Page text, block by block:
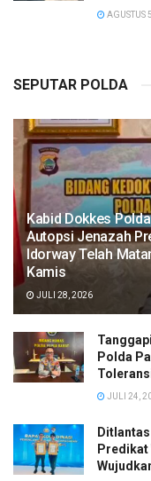
AGUSTUS
SEPUTAR POLDA
Kabid Dokkes
Autopsi Jenazah
Idorway Telah
Kamis
JULI 28, 2026
Polda
JULI 24,
Predikat